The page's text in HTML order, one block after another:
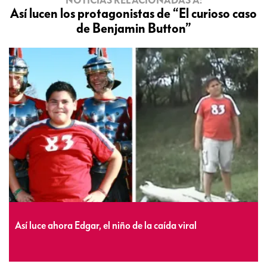
Así lucen los protagonistas de “El curioso caso
de Benjamin Button”
Así luce ahora Edgar, el niño de la caída viral